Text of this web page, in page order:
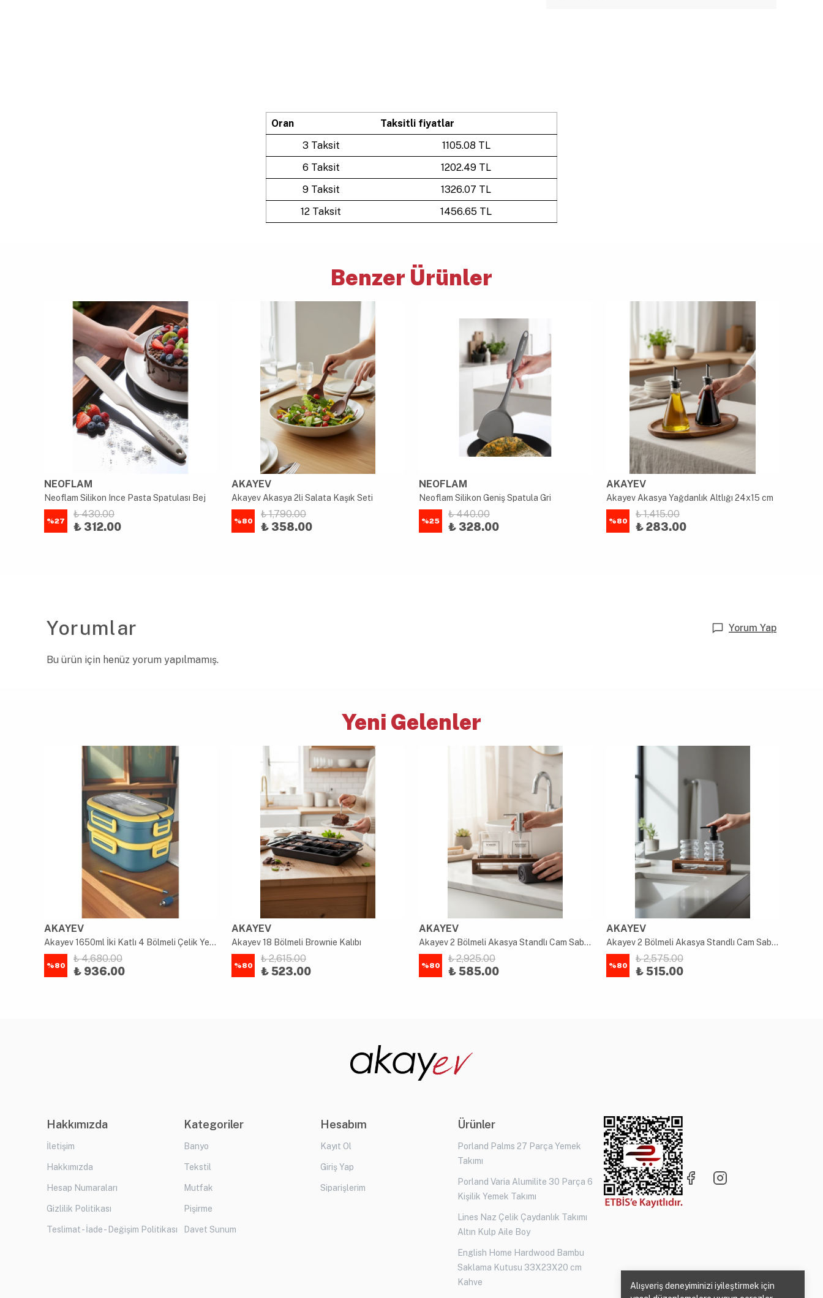
Alışveriş deneyiminizi iyileştirmek için
Oran
Taksitli fiyatlar
3 Taksit
1105.08 TL
6 Taksit
1202.49 TL
9 Taksit
1326.07 TL
12 Taksit
1456.65 TL
Benzer Ürünler
NEOFLAM
Neoflam Silikon Ince Pasta Spatulası Bej
%27
₺ 430.00
₺ 312.00
AKAYEV
Akayev Akasya 2li Salata Kaşık Seti
%80
₺ 1,790.00
₺ 358.00
NEOFLAM
Neoflam Silikon Geniş Spatula Gri
%25
₺ 440.00
₺ 328.00
AKAYEV
Akayev Akasya Yağdanlık Altlığı 24x15 cm
%80
₺ 1,415.00
₺ 283.00
Yorumlar Yorum Yap
Bu ürün için henüz yorum yapılmamış.
Yeni Gelenler
AKAYEV
Akayev 1650ml İki Katlı 4 Bölmeli Çelik Yemek Kabı Mavi
%80
₺ 4,680.00
₺ 936.00
AKAYEV
Akayev 18 Bölmeli Brownie Kalıbı
%80
₺ 2,615.00
₺ 523.00
AKAYEV
Akayev 2 Bölmeli Akasya Standlı Cam Sabunluk ve Diş Fırçalık Seti
%80
₺ 2,925.00
₺ 585.00
AKAYEV
Akayev 2 Bölmeli Akasya Standlı Cam Sabunluk ve Diş Fırçalık Seti
%80
₺ 2,575.00
₺ 515.00
Hakkımızda
İletişim
Hakkımızda
Hesap Numaraları
Gizlilik Politikası
Teslimat - İade - Değişim Politikası
Kategoriler
Banyo
Tekstil
Mutfak
Pişirme
Davet Sunum
Hesabım
Kayıt Ol
Giriş Yap
Siparişlerim
Ürünler
Porland Palms 27 Parça Yemek
Takımı
Porland Varia Alumilite 30 Parça 6
Kişilik Yemek Takımı
Lines Naz Çelik Çaydanlık Takımı
Altın Kulp Aile Boy
English Home Hardwood Bambu
Saklama Kutusu 33X23X20 cm
Kahve